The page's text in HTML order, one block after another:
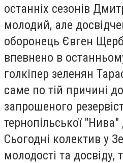
останніх сезонів
молодий, але
оборонець Євген
впевнено в
голкіпер зеленян
саме по тій причині
запрошеного
тернопільської
Сьогодні колектив у
молодості та досвіду,